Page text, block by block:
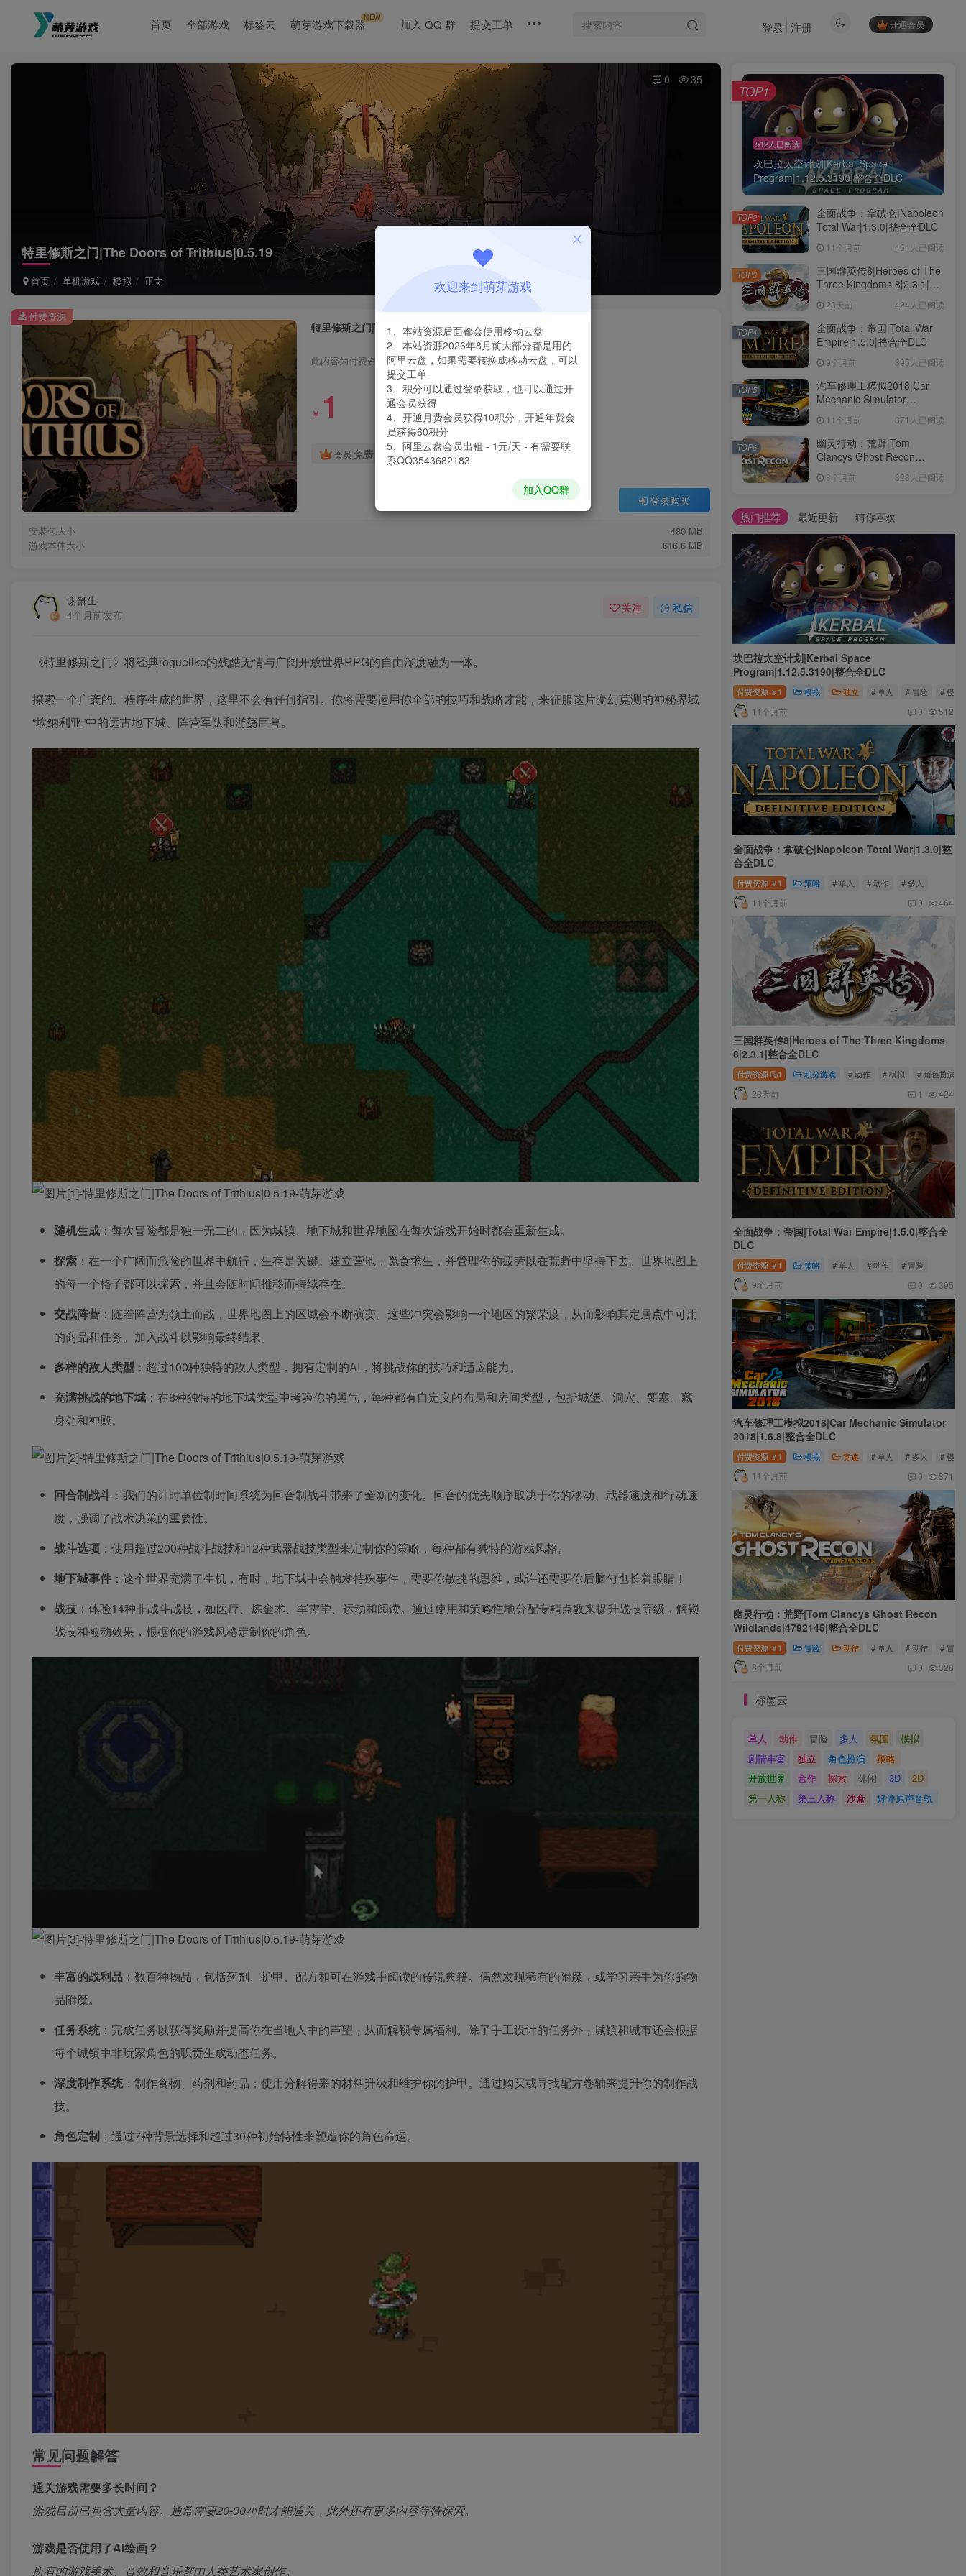
首页 全部游戏 标签云 萌芽游戏下载器NEW 加入 QQ 群 提交工单 开通会员
登录 注册
特里修斯之门|The Doors of Trithius|0.5.19
首页 单机游戏 模拟 正文
0 35
特里修斯之门|The Doors of Trithius|0.5.19
此内容为付费资源，请付费后查看
￥ 1
会员 免费
登录购买
安装包大小
480 MB
游戏本体大小
616.6 MB
付费资源
谢箫生
4个月前发布
关注 私信
《特里修斯之门》将经典roguelike的残酷无情与广阔开放世界RPG的自由深度融为一体。
探索一个广袤的、程序生成的世界，这里不会有任何指引。你将需要运用你全部的技巧和战略才能，来征服这片变幻莫测的神秘界域
“埃纳利亚”中的远古地下城、阵营军队和游荡巨兽。
随机生成 ：每次冒险都是独一无二的，因为城镇、地下城和世界地图在每次游戏开始时都会重新生成。
探索 ：在一个广阔而危险的世界中航行，生存是关键。建立营地，觅食求生，并管理你的疲劳以在荒野中坚持下去。世界地图上
的每一个格子都可以探索，并且会随时间推移而持续存在。
交战阵营 ：随着阵营为领土而战，世界地图上的区域会不断演变。这些冲突会影响一个地区的繁荣度，从而影响其定居点中可用
的商品和任务。加入战斗以影响最终结果。
多样的敌人类型 ：超过100种独特的敌人类型，拥有定制的AI，将挑战你的技巧和适应能力。
充满挑战的地下城 ：在8种独特的地下城类型中考验你的勇气，每种都有自定义的布局和房间类型，包括城堡、洞穴、要塞、藏
身处和神殿。
回合制战斗 ：我们的计时单位制时间系统为回合制战斗带来了全新的变化。回合的优先顺序取决于你的移动、武器速度和行动速
度，强调了战术决策的重要性。
战斗选项 ：使用超过200种战斗战技和12种武器战技类型来定制你的策略，每种都有独特的游戏风格。
地下城事件 ：这个世界充满了生机，有时，地下城中会触发特殊事件，需要你敏捷的思维，或许还需要你后脑勺也长着眼睛！
战技 ：体验14种非战斗战技，如医疗、炼金术、军需学、运动和阅读。通过使用和策略性地分配专精点数来提升战技等级，解锁
战技和被动效果，根据你的游戏风格定制你的角色。
丰富的战利品 ：数百种物品，包括药剂、护甲、配方和可在游戏中阅读的传说典籍。偶然发现稀有的附魔，或学习亲手为你的物
品附魔。
任务系统：完成任务以获得奖励并提高你在当地人中的声望，从而解锁专属福利。除了手工设计的任务外，城镇和城市还会根据
每个城镇中非玩家角色的职责生成动态任务。
深度制作系统：制作食物、药剂和药品；使用分解得来的材料升级和维护你的护甲。通过购买或寻找配方卷轴来提升你的制作战
技。
角色定制 ：通过7种背景选择和超过30种初始特性来塑造你的角色命运。
常见问题解答
通关游戏需要多长时间？
游戏目前已包含大量内容。通常需要20-30小时才能通关，此外还有更多内容等待探索。
游戏是否使用了AI绘画？
所有的游戏美术、音效和音乐都由人类艺术家创作。
512人已阅读
坎巴拉太空计划|Kerbal Space
Program|1.12.5.3190|整合全DLC
TOP1
全面战争：拿破仑|Napoleon
Total War|1.3.0|整合全DLC
11个月前 464人已阅读
TOP2
三国群英传8|Heroes of The
Three Kingdoms 8|2.3.1|整
23天前 424人已阅读
TOP3
全面战争：帝国|Total War
Empire|1.5.0|整合全DLC
9个月前 395人已阅读
TOP4
汽车修理工模拟2018|Car
Mechanic Simulator
11个月前 371人已阅读
TOP5
幽灵行动：荒野|Tom
Clancys Ghost Recon
DLC8个月前 328人已阅读
TOP6
热门推荐 最近更新 猜你喜欢
坎巴拉太空计划|Kerbal Space
Program|1.12.5.3190|整合全DLC
付费资源 ￥ 1 模拟 独立 # 单人 # 冒险 # 模拟
11个月前 0 512
全面战争：拿破仑|Napoleon Total War|1.3.0|整
合全DLC
付费资源 ￥ 1 策略 # 单人 # 动作 # 多人
11个月前 0 464
三国群英传8|Heroes of The Three Kingdoms
8|2.3.1|整合全DLC
付费资源 1 积分游戏 # 动作 # 模拟 # 角色扮演
23天前 1 424
全面战争：帝国|Total War Empire|1.5.0|整合全
DLC
付费资源 ￥ 1 策略 # 单人 # 动作 # 冒险
9个月前 0 395
汽车修理工模拟2018|Car Mechanic Simulator
2018|1.6.8|整合全DLC
付费资源 ￥ 1 模拟 竞速 # 单人 # 多人 # 模拟
11个月前 0 371
幽灵行动：荒野|Tom Clancys Ghost Recon
Wildlands|4792145|整合全DLC
付费资源 ￥ 1 冒险 动作 # 单人 # 动作 # 冒险
8个月前 0 328
标签云
单人 动作 冒险 多人 氛围
模拟
剧情丰富
独立 角色扮演
策略
开放世界
合作 探索 休闲 3D
2D
第一人称
第三人称 沙盒 好评原声音轨
欢迎来到萌芽游戏
1、本站资源后面都会使用移动云盘
2、本站资源2026年8月前大部分都是用的
阿里云盘，如果需要转换成移动云盘，可以
提交工单
3、积分可以通过登录获取，也可以通过开
通会员获得
4、开通月费会员获得10积分，开通年费会
员获得60积分
5、阿里云盘会员出租 - 1元/天 - 有需要联
系QQ3543682183
加入QQ群